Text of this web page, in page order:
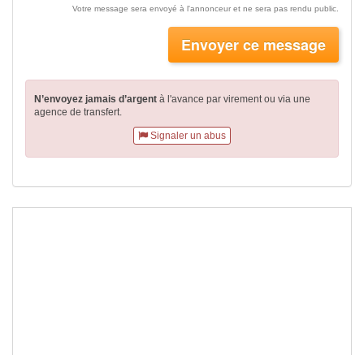
Votre message sera envoyé à l'annonceur et ne sera pas rendu public.
Envoyer ce message
N’envoyez jamais d’argent à l'avance par virementou via une
agence de transfert.
Signaler un abus